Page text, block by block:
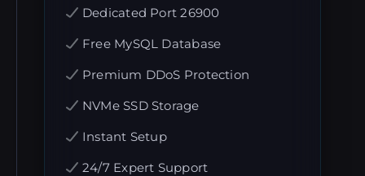
Dedicated Port 26900
Free MySQL Database
Premium DDoS Protection
NVMe SSD Storage
Instant Setup
24/7 Expert Support